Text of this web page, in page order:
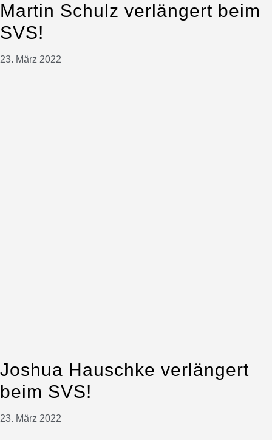
Martin Schulz verlängert beim
SVS!
23. März 2022
Joshua Hauschke verlängert
beim SVS!
23. März 2022